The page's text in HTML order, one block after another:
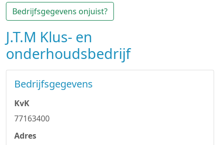
Bedrijfsgegevens onjuist?
J.T.M Klus- en
onderhoudsbedrijf
Bedrijfsgegevens
KvK
77163400
Adres